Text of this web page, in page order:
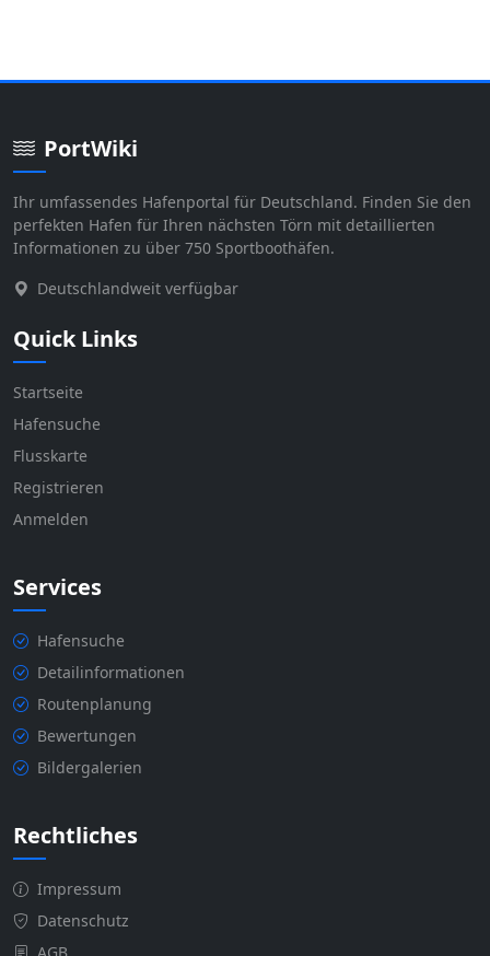
PortWiki
Ihr umfassendes Hafenportal für Deutschland. Finden Sie den
perfekten Hafen für Ihren nächsten Törn mit detaillierten
Informationen zu über 750 Sportboothäfen.
Deutschlandweit verfügbar
Quick Links
Startseite
Hafensuche
Flusskarte
Registrieren
Anmelden
Services
Hafensuche
Detailinformationen
Routenplanung
Bewertungen
Bildergalerien
Rechtliches
Impressum
Datenschutz